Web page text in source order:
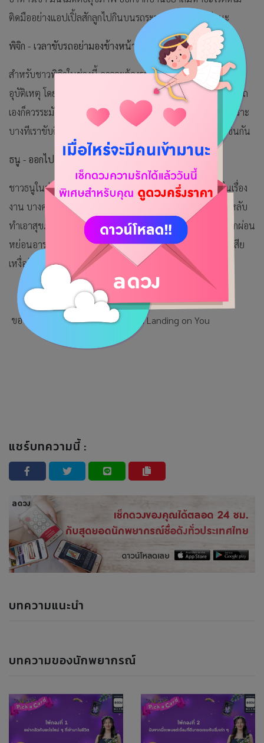
ติดมืออย่างแอปเปิ้ลสักลูกไปกินบนรถระหว่างทางจะดีกว่านะ
พิจิก - เวลาขับรถอย่ามองข้างหน้าอย่างเดียว ให้มองข้างๆ ด้วย
สำหรับชาวพิจิกในช่วงนี้ อาจจะต้องระมัดระวังเป็นพิเศษในเรื่อง
อุบัติเหตุ โดยเฉพาะอุบัติเหตุจากการเดินทาง ดังนั้นหากต้องขับรถ
เองก็ควรระมัดระวังให้ดี ควรมองข้างๆ มองซ้ายมองขวาบ้าง เพราะ
บางทีเราขับดี แต่คนอื่นอาจจะประมาทจนมาเฉี่ยวชนเราได้เช่นกัน
ธนู - ออกไปเดินเล่นตั้งแต่เที่ยงครึ่งสัก 30 นาที
ชาวธนูในช่วงนี้มีแต่เรื่องเครียดๆ เข้ามา บางคนอาจจะเป็นในเรื่อง
งาน บางคนก็เป็นเรื่องความรัก บางทีก็เครียดจนถึงขั้นนอนไม่หลับ
ทำเอาสุขภาพโทรมไปอีก ดังนั้น ช่วงพักเที่ยงลองหาเวลาไปพักผ่อน
หย่อนอารมณ์ ไปเดินเล่นสัก 30 นาที เพราะการออกกำลังกายเสีย
เหงื่อก็ช่วยให้เราหายเครียด หายกังวลไปได้เช่นกัน
ขอบคุณภาพประกอบจากซีรีส์ Crash Landing on You
แชร์บทความนี้ :
บทความแนะนำ
บทความของนักพยากรณ์